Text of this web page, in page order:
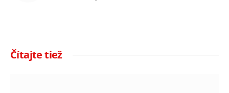
Čítajte tiež